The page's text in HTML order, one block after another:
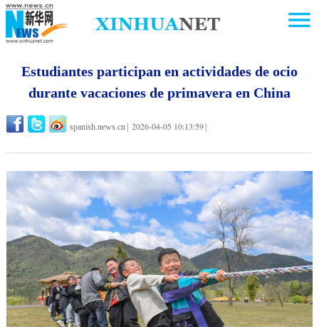
Estudiantes participan en actividades de ocio
durante vacaciones de primavera en China
spanish.news.cn 2026-04-05 10:13:59